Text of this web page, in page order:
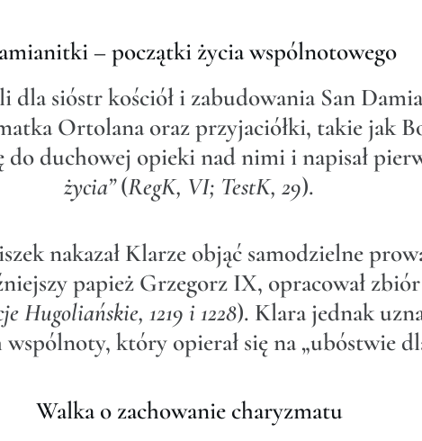
– początki życia wspólnotowego
sióstr kościół i zabudowania San
Ortolana oraz przyjaciółki, takie jak
do duchowej opieki nad nimi i napisał
życia”(RegK, VI; TestK, 29).
nakazał Klarze objąć samodzielne
papież Grzegorz IX, opracował
Hugoliańskie, 1219 i 1228). Klara jednak
który opierał się na „ubóstwie
Walka o zachowanie charyzmatu